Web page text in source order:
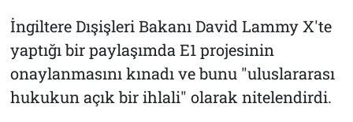
İngiltere Dışişleri Bakanı David Lammy X'te
yaptığı bir paylaşımda E1 projesinin
onaylanmasını kınadı ve bunu "uluslararası
hukukun açık bir ihlali" olarak nitelendirdi.